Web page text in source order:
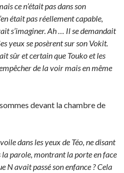
ce n’était pas dans son
était pas réellement capable,
s’imaginer. Ah … Il se demandait
yeux se posèrent sur son Vokit.
sûr et certain que Touko et les
de la voir mais en même
devant la chambre de
dans les yeux de Téo, ne disant
parole, montrant la porte en face
N avait passé son enfance ? Cela